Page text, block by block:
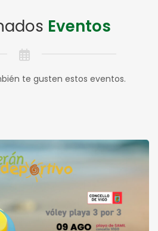
Eventos
te gusten estos eventos.